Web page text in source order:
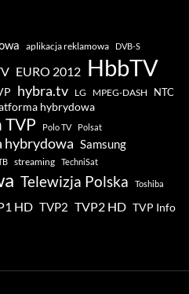
aplikacja reklamowa DVB-S
EURO 2012 HbbTV
hybra.tv LG MPEG-DASH NTC
hybrydowa
Polo TV Polsat
hybrydowa Samsung
streaming TechniSat
Telewizja Polska Toshiba
HD TVP2 TVP2 HD TVP Info